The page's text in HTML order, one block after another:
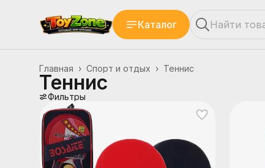
Каталог
Теннис
Спорт и отдых ›
Главная ›
Теннис
Фильтры